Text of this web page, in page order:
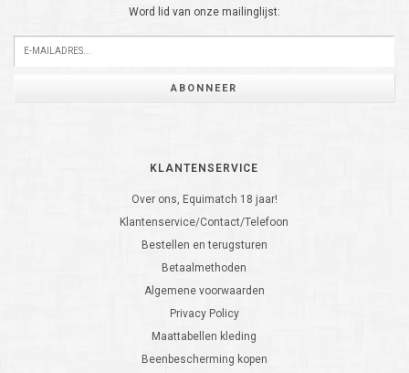
Word lid van onze mailinglijst:
ABONNEER
KLANTENSERVICE
Over ons, Equimatch 18 jaar!
Klantenservice/Contact/Telefoon
Bestellen en terugsturen
Betaalmethoden
Algemene voorwaarden
Privacy Policy
Maattabellen kleding
Beenbescherming kopen